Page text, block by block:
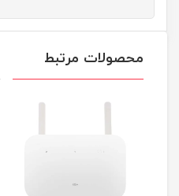
محصولات مرتبط